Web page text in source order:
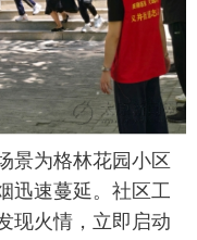
为格林花园小区
迅速蔓延。社区工
现火情，立即启动